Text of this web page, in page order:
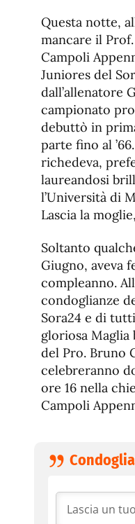
Questa notte,
mancare il
Campoli
Juniores del
dall’allenatore
campionato
debuttò in
parte fino al
richedeva,
laureandosi
l’Università di
Lascia la
Soltanto
Giugno, aveva
compleanno.
condoglianze
Sora24 e di
gloriosa
del Pro. Bruno
celebreranno
ore 16 nella
Campoli